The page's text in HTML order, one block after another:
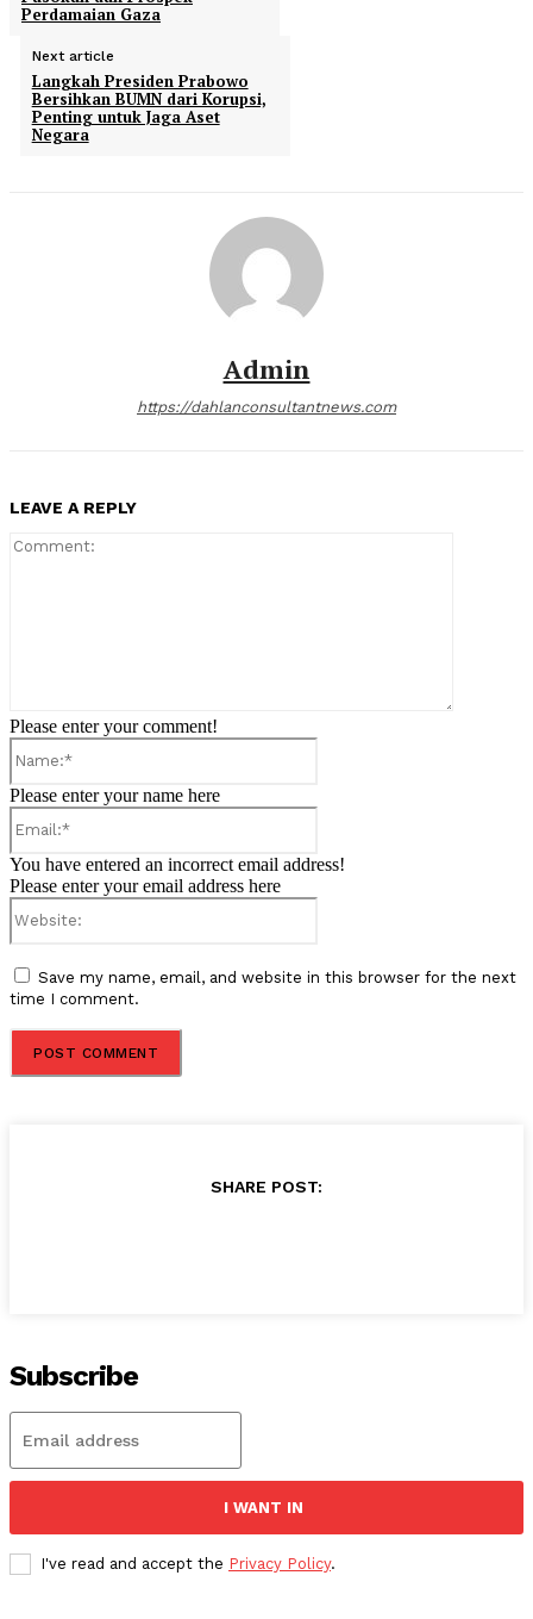
Perdamaian Gaza
Next article
Langkah Presiden Prabowo
Bersihkan BUMN dari Korupsi,
Penting untuk Jaga Aset
Negara
Admin
https://dahlanconsultantnews.com
LEAVE A REPLY
Please enter your comment!
Please enter your name here
You have entered an incorrect email address!
Please enter your email address here
Save my name, email, and website in this browser for the next
time I comment.
SHARE POST:
Subscribe
I WANT IN
I've read and accept the Privacy Policy.